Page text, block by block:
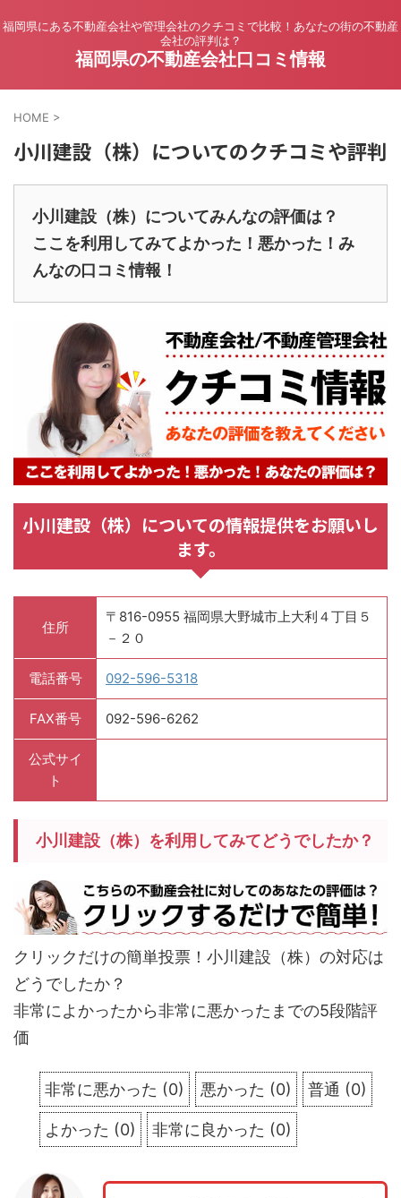
福岡県にある不動産会社や管理会社のクチコミで比較！あなたの街の不動産
会社の評判は？
福岡県の不動産会社口コミ情報
HOME >
小川建設（株）についてのクチコミや評判
小川建設（株）についてみんなの評価は？
ここを利用してみてよかった！悪かった！み
んなの口コミ情報！
小川建設（株）についての情報提供をお願いし
ます。
住所
〒816-0955 福岡県大野城市上大利４丁目５
－２０
電話番号 092-596-5318
FAX番号 092-596-6262
公式サイ
ト
小川建設（株）を利用してみてどうでしたか？
クリックだけの簡単投票！小川建設（株）の対応は
どうでしたか？
非常によかったから非常に悪かったまでの5段階評
価
非常に悪かった (0) 悪かった (0) 普通 (0)
よかった (0) 非常に良かった (0)